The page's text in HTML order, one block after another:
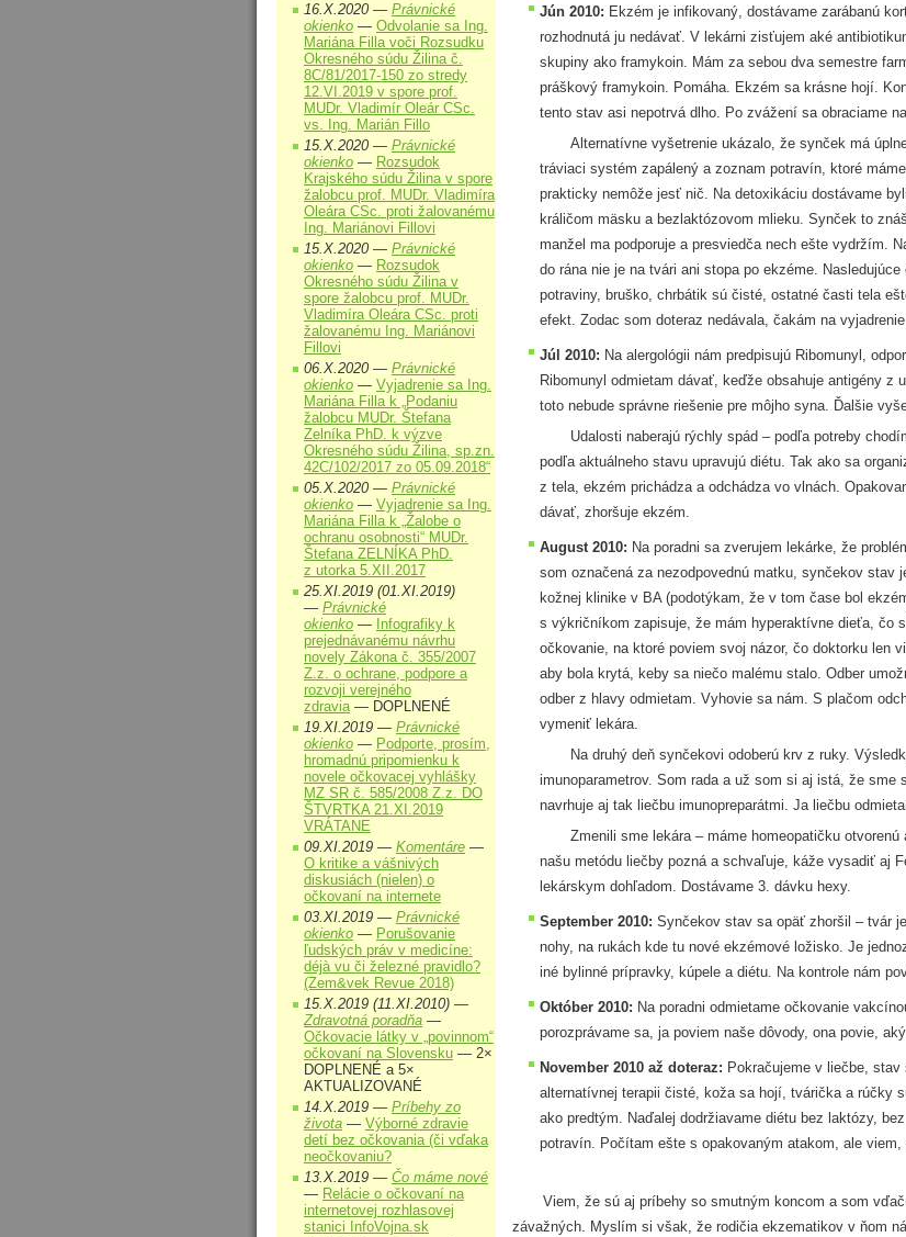
Jún 2010: Ekzém je infikovaný, dostávame zarábanú
rozhodnutá ju nedávať. V lekárni zisťujem aké
skupiny ako framykoin. Mám za sebou dva semestre
práškový framykoin. Pomáha. Ekzém sa krásne hojí.
tento stav asi nepotrvá dlho. Po zvážení sa obraciame
Alternatívne vyšetrenie ukázalo, že synček má úplne
tráviaci systém zapálený a zoznam potravín, ktoré
prakticky nemôže jesť nič. Na detoxikáciu dostávame
králičom mäsku a bezlaktózovom mlieku. Synček to
manžel ma podporuje a presviedča nech ešte vydržím.
do rána nie je na tvári ani stopa po ekzéme.
potraviny, bruško, chrbátik sú čisté, ostatné časti tela
efekt. Zodac som doteraz nedávala, čakám na
Júl 2010: Na alergológii nám predpisujú Ribomunyl,
Ribomunyl odmietam dávať, keďže obsahuje antigény z
toto nebude správne riešenie pre môjho syna. Ďalšie
Udalosti naberajú rýchly spád – podľa potreby
podľa aktuálneho stavu upravujú diétu. Tak ako sa
z tela, ekzém prichádza a odchádza vo vlnách.
dávať, zhoršuje ekzém.
August 2010: Na poradni sa zverujem lekárke, že
som označená za nezodpovednú matku, synčekov stav
kožnej klinike v BA (podotýkam, že v tom čase bol
s výkričníkom zapisuje, že mám hyperaktívne dieťa, čo
očkovanie, na ktoré poviem svoj názor, čo doktorku len
aby bola krytá, keby sa niečo malému stalo. Odber
odber z hlavy odmietam. Vyhovie sa nám. S plačom
vymeniť lekára.
Na druhý deň synčekovi odoberú krv z ruky.
imunoparametrov. Som rada a už som si aj istá, že
navrhuje aj tak liečbu imunopreparátmi. Ja liečbu
Zmenili sme lekára – máme homeopatičku otvorenú
našu metódu liečby pozná a schvaľuje, káže vysadiť aj
lekárskym dohľadom. Dostávame 3. dávku hexy.
September 2010: Synčekov stav sa opäť zhoršil – tvár
nohy, na rukách kde tu nové ekzémové ložisko. Je
iné bylinné prípravky, kúpele a diétu. Na kontrole nám
Október 2010: Na poradni odmietame očkovanie
porozprávame sa, ja poviem naše dôvody, ona povie,
November 2010 až doteraz: Pokračujeme v liečbe,
alternatívnej terapii čisté, koža sa hojí, tvárička a rúčky
ako predtým. Naďalej dodržiavame diétu bez laktózy,
potravín. Počítam ešte s opakovaným atakom, ale viem,
Viem, že sú aj príbehy so smutným koncom a som
závažných. Myslím si však, že rodičia ekzematikov v ňom
16.X.2020 — Právnické
okienko — Odvolanie sa Ing.
Mariána Filla voči Rozsudku
Okresného súdu Žilina č.
8C/81/2017-150 zo stredy
12.VI.2019 v spore prof.
MUDr. Vladimír Oleár CSc.
vs. Ing. Marián Fillo
15.X.2020 — Právnické
okienko — Rozsudok
Krajského súdu Žilina v spore
žalobcu prof. MUDr. Vladimíra
Oleára CSc. proti žalovanému
Ing. Mariánovi Fillovi
15.X.2020 — Právnické
okienko — Rozsudok
Okresného súdu Žilina v
spore žalobcu prof. MUDr.
Vladimíra Oleára CSc. proti
žalovanému Ing. Mariánovi
Fillovi
06.X.2020 — Právnické
okienko — Vyjadrenie sa Ing.
Mariána Filla k „Podaniu
žalobcu MUDr. Štefana
Zelníka PhD. k výzve
Okresného súdu Žilina, sp.zn.
42C/102/2017 zo 05.09.2018“
05.X.2020 — Právnické
okienko — Vyjadrenie sa Ing.
Mariána Filla k „Žalobe o
ochranu osobnosti“ MUDr.
Štefana ZELNÍKA PhD.
z utorka 5.XII.2017
25.XI.2019 (01.XI.2019)
— Právnické
okienko — Infografiky k
prejednávanému návrhu
novely Zákona č. 355/2007
Z.z. o ochrane, podpore a
rozvoji verejného
zdravia— DOPLNENÉ
19.XI.2019 — Právnické
okienko — Podporte, prosím,
hromadnú pripomienku k
novele očkovacej vyhlášky
MZ SR č. 585/2008 Z.z. DO
ŠTVRTKA 21.XI.2019
VRÁTANE
09.XI.2019 — Komentáre —
O kritike a vášnivých
diskusiách (nielen) o
očkovaní na internete
03.XI.2019 — Právnické
okienko — Porušovanie
ľudských práv v medicíne:
déjà vu či železné pravidlo?
(Zem&vek Revue 2018)
15.X.2019 (11.XI.2010) —
Zdravotná poradňa —
Očkovacie látky v „povinnom“
očkovaní na Slovensku — 2×
DOPLNENÉ a 5×
AKTUALIZOVANÉ
14.X.2019 — Príbehy zo
života — Výborné zdravie
detí bez očkovania (či vďaka
neočkovaniu?
13.X.2019 — Čo máme nové
— Relácie o očkovaní na
internetovej rozhlasovej
stanici InfoVojna.sk